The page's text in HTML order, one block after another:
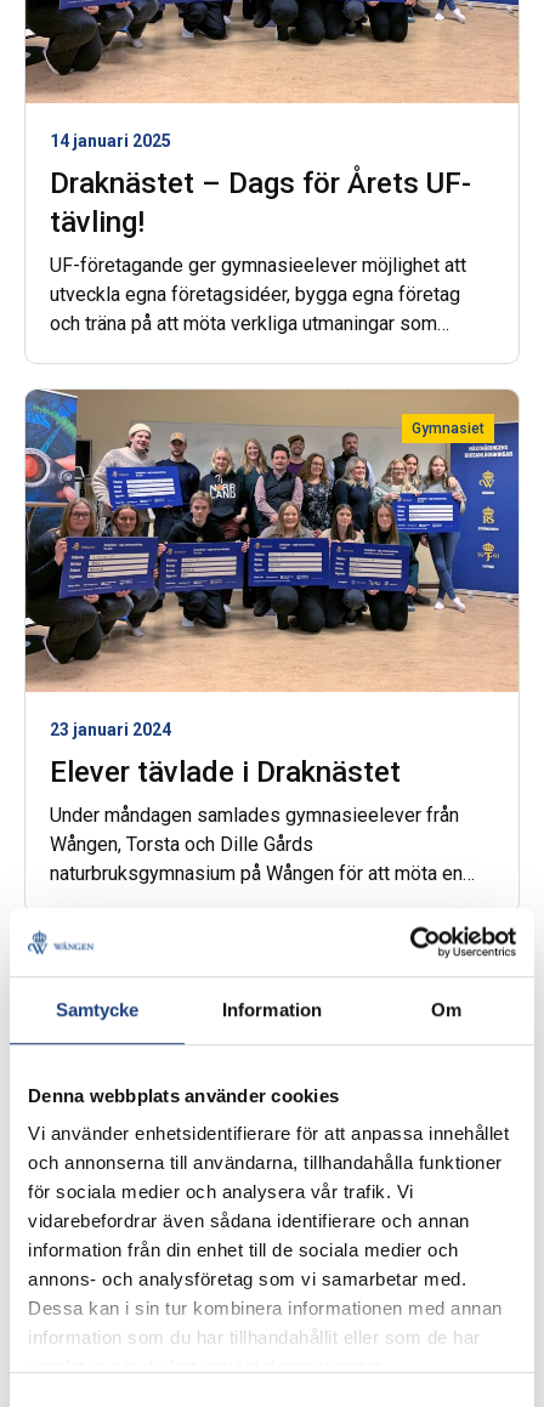
Samtycke Information Om
Denna webbplats använder cookies
Vi använder enhetsidentifierare för att anpassa innehållet
och annonserna till användarna, tillhandahålla funktioner
för sociala medier och analysera vår trafik. Vi
vidarebefordrar även sådana identifierare och annan
information från din enhet till de sociala medier och
annons- och analysföretag som vi samarbetar med.
Dessa kan i sin tur kombinera informationen med annan
information som du har tillhandahållit eller som de har
14 januari 2025
Draknästet – Dags för Årets UF-
tävling!
UF-företagande ger gymnasieelever möjlighet att
utveckla egna företagsidéer, bygga egna företag
och träna på att möta verkliga utmaningar som
Gymnasiet
23 januari 2024
Elever tävlade i Draknästet
Under måndagen samlades gymnasieelever från
Wången, Torsta och Dille Gårds
naturbruksgymnasium på Wången för att möta en
Hippologprogrammet
9 juni 2020
Årets stipendier går till…
Det är många stipendier som delas ut till
avgångsklasserna på Wången; årets
Wångenambassadör, fyra Agria stipendier,